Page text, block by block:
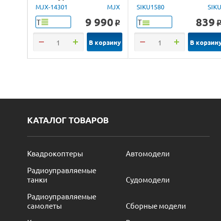
Brushless 4WD 2.4G
LED 1/14 RTR
MJX-14301 MJX
Т 9 990 o
В корзину
SIKU1580 SIKU
Т 839 o
В
КАТАЛОГ ТОВАРОВ
Квадрокоптеры
Автомодели
Радиоуправляемые
танки
Судомодели
Радиоуправляемые
самолеты
Сборные модели